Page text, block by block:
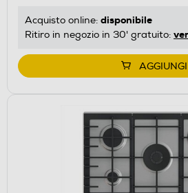
Acquisto online: disponibile
Ritiro in negozio in 30' gratuito:
AGGIUNGI